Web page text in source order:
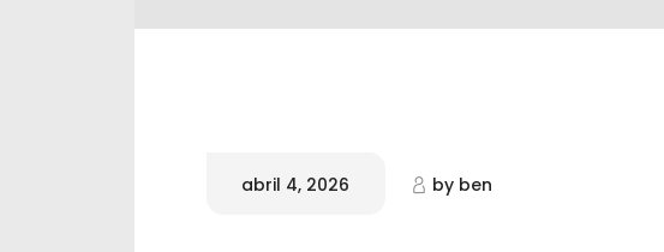
abril 4, 2026 byben